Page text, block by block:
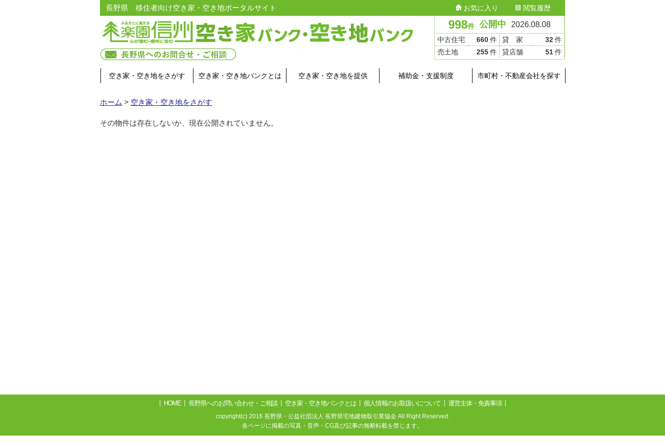
998件 公開中 2026.08.08
中古住宅 660件 貸 家 32件
売土地
255件 貸店舗 51件
長野県 移住者向け空き家・空き地ポータルサイト お気に入り 閲覧履歴
空き家・空き地をさがす 空き家・空き地バンクとは 空き家・空き地を提供 補助金・支援制度 市町村・不動産会社を探す
ホーム > 空き家・空き地をさがす
その物件は存在しないか、現在公開されていません。
HOME 長野県へのお問い合わせ・ご相談 空き家・空き地バンクとは 個人情報のお取扱いについて 運営主体・免責事項
copyright(c) 2016 長野県・公益社団法人 長野県宅地建物取引業協会 All Right Reserved.
各ページに掲載の写真・音声・CG及び記事の無断転載を禁じます。